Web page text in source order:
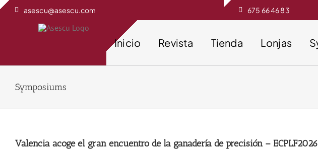
Saltar
asescu@asescu.com 675 66 46 83
Inicio Revista Tienda Lonjas
Symposiums
Valencia acoge el gran encuentro de la ganadería de precisión – ECPLF2026